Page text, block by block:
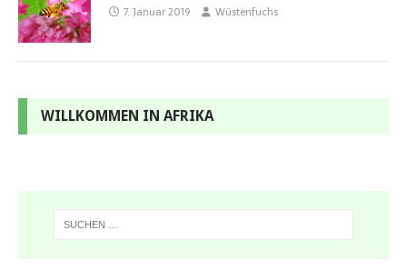
7. Januar 2019 Wüstenfuchs
WILLKOMMEN IN AFRIKA